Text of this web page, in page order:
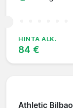
HINTA ALK.
84 €
Athletic Bilbao